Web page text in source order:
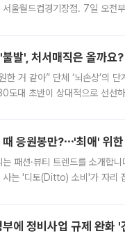
서울월드컵경기장점. 7일 오전
불발', 처서매직은 올까요
한 거 같아” 단체 ‘뇌손상’의
도대 초반이 상대적으로 선선
때 응원봉만?⋯'최애' 위
는 패션·뷰티 트렌드를 소개합
사는 '디토(Ditto) 소비'가 자리
부에 정비사업 규제 완